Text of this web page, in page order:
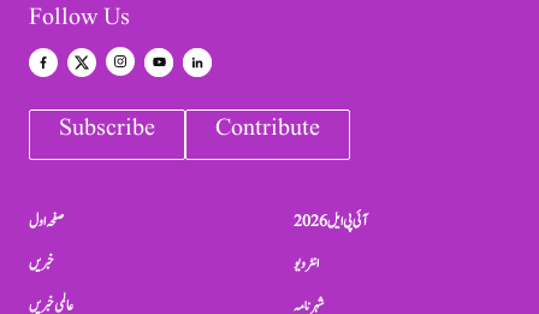
Follow Us
Subscribe Contribute
صفحہ اول
خبریں
عالمی خبریں
آئی پی ایل 2026
انٹرویو
شہرنامہ